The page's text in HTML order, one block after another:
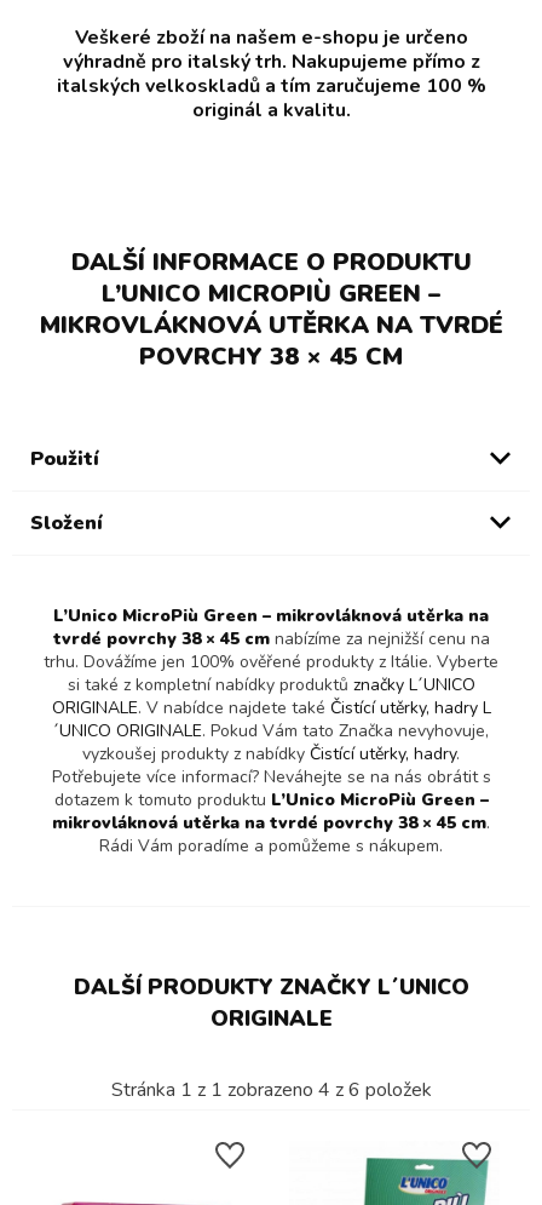
Veškeré zboží na našem e-shopu je určeno
výhradně pro italský trh. Nakupujeme přímo z
italských velkoskladů a tím zaručujeme 100 %
originál a kvalitu.
DALŠÍ INFORMACE O PRODUKTU
L’UNICO MICROPIÙ GREEN –
MIKROVLÁKNOVÁ UTĚRKA NA TVRDÉ
POVRCHY 38 × 45 CM
Použití
Složení
L’Unico MicroPiù Green – mikrovláknová utěrka na
tvrdé povrchy 38 × 45 cmnabízíme za nejnižší cenu na
trhu. Dovážíme jen 100% ověřené produkty z Itálie. Vyberte
si také z kompletní nabídky produktů značky L´UNICO
ORIGINALE. V nabídce najdete také Čistící utěrky, hadry L
´UNICO ORIGINALE. Pokud Vám tato Značka nevyhovuje,
vyzkoušej produkty z nabídky Čistící utěrky, hadry.
Potřebujete více informací? Neváhejte se na nás obrátit s
dotazem k tomuto produktu L’Unico MicroPiù Green –
mikrovláknová utěrka na tvrdé povrchy 38 × 45 cm.
Rádi Vám poradíme a pomůžeme s nákupem.
DALŠÍ PRODUKTY ZNAČKY L´UNICO
ORIGINALE
Stránka 1 z 1 zobrazeno 4 z6 položek